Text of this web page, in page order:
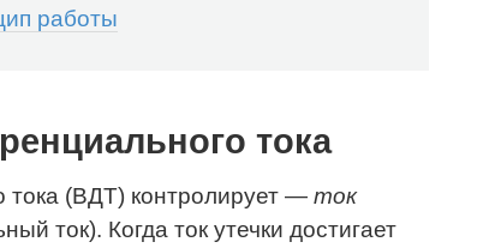
работы
тока
(ВДТ) контролирует — ток
ток). Когда ток утечки достигает